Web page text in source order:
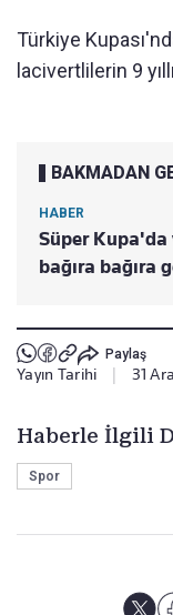
Türkiye
lacivertlilerin 9
BAKMADAN
HABER
Süper Kupa'da
bağıra bağıra
Paylaş
Yayın Tarihi 31
Haberle İlgili
Spor